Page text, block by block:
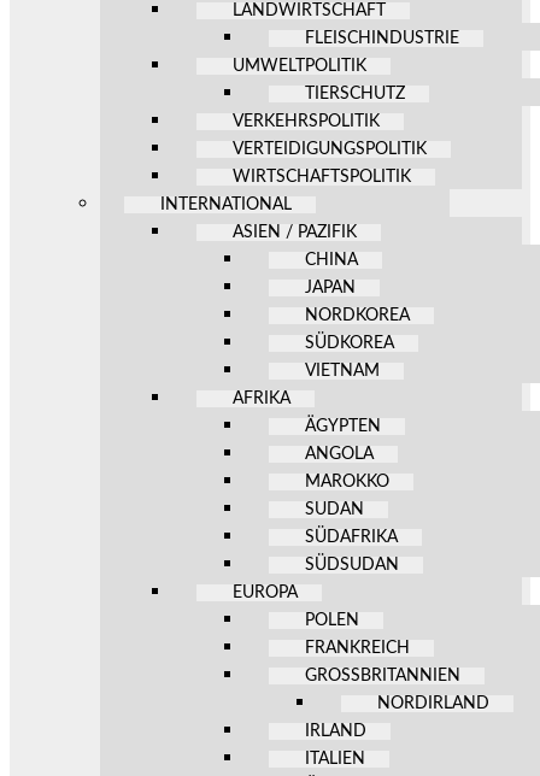
LANDWIRTSCHAFT
FLEISCHINDUSTRIE
UMWELTPOLITIK
TIERSCHUTZ
VERKEHRSPOLITIK
VERTEIDIGUNGSPOLITIK
WIRTSCHAFTSPOLITIK
INTERNATIONAL
ASIEN / PAZIFIK
CHINA
JAPAN
NORDKOREA
SÜDKOREA
VIETNAM
AFRIKA
ÄGYPTEN
ANGOLA
MAROKKO
SUDAN
SÜDAFRIKA
SÜDSUDAN
EUROPA
POLEN
FRANKREICH
GROSSBRITANNIEN
NORDIRLAND
IRLAND
ITALIEN